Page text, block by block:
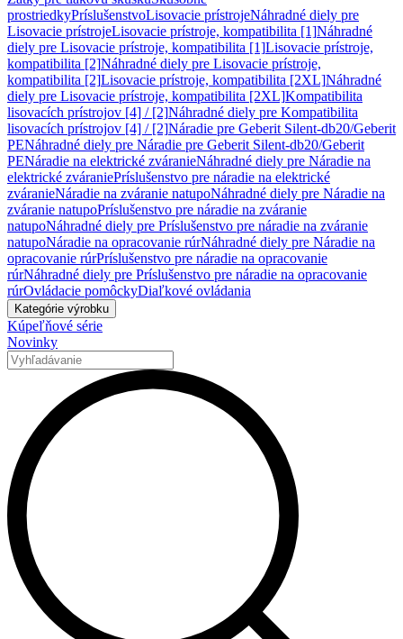
prostriedkyPríslušenstvoLisovacie prístrojeNáhradné diely pre
Lisovacie prístrojeLisovacie prístroje, kompatibilita [1]Náhradné
diely pre Lisovacie prístroje, kompatibilita [1]Lisovacie prístroje,
kompatibilita [2]Náhradné diely pre Lisovacie prístroje,
kompatibilita [2]Lisovacie prístroje, kompatibilita [2XL]Náhradné
diely pre Lisovacie prístroje, kompatibilita [2XL]Kompatibilita
lisovacích prístrojov [4] / [2]Náhradné diely pre Kompatibilita
lisovacích prístrojov [4] / [2]Náradie pre Geberit Silent-db20/Geberit
PENáhradné diely pre Náradie pre Geberit Silent-db20/Geberit
PENáradie na elektrické zváranieNáhradné diely pre Náradie na
elektrické zváraniePríslušenstvo pre náradie na elektrické
zváranieNáradie na zváranie natupoNáhradné diely pre Náradie na
zváranie natupoPríslušenstvo pre náradie na zváranie
natupoNáhradné diely pre Príslušenstvo pre náradie na zváranie
natupoNáradie na opracovanie rúrNáhradné diely pre Náradie na
opracovanie rúrPríslušenstvo pre náradie na opracovanie
rúrNáhradné diely pre Príslušenstvo pre náradie na opracovanie
rúrOvládacie pomôckyDiaľkové ovládania
Kategórie výrobku
Kúpeľňové série
Novinky